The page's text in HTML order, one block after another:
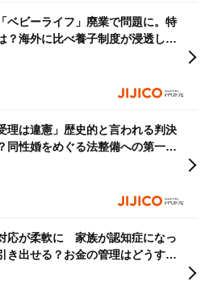
ベビーライフ」廃業で問題に。特
？海外に比べ養子制度が浸透しな
理は違憲」歴史的と言われる判決
同性婚をめぐる法整備への第一歩
応が柔軟に 家族が認知症になっ
き出せる？お金の管理はどうすれ